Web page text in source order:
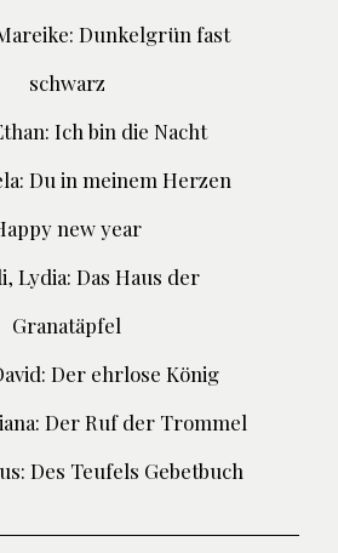
Dunkelgrün fast
schwarz
Ich bin die Nacht
Du in meinem Herzen
new year
Lydia: Das Haus der
Granatäpfel
Der ehrlose König
Der Ruf der Trommel
Des Teufels Gebetbuch